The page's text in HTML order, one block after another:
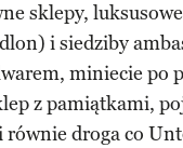
sklepy,
i siedziby
miniecie po
z pamiątkami,
droga co